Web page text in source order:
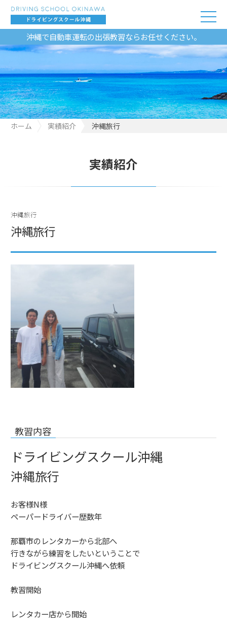
沖縄で自動車運転の出張教習ならお任せください。
ホーム 実績紹介 沖縄旅行
実績紹介
沖縄旅行
沖縄旅行
教習内容
ドライビングスクール沖縄
沖縄旅行
お客様N様
ペーパードライバー歴数年
那覇市のレンタカーから北部へ
行きながら練習をしたいということで
ドライビングスクール沖縄へ依頼
教習開始
レンタカー店から開始